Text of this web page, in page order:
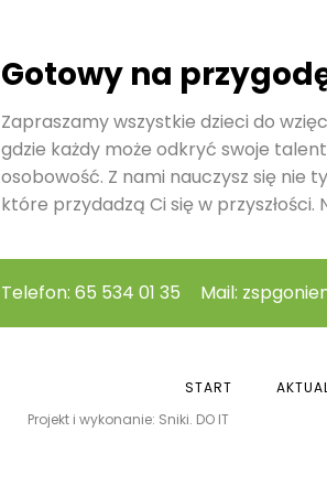
Gotowy na
Zapraszamy wszystkie dzieci do
gdzie każdy może odkryć swoje
osobowość. Z nami nauczysz się nie
które przydadzą Ci się w przyszłości.
Telefon: 65 534 01 35 Mail:
Projekt i wykonanie: Sniki. DO IT
START